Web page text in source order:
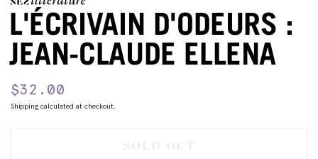
L'ÉCRIVAIN D'ODEURS :
JEAN-CLAUDE ELLENA
Regular
price
$32.00
price
Shipping calculated at checkout.